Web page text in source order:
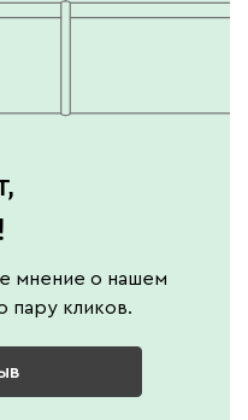
мнение о нашем
пару кликов.